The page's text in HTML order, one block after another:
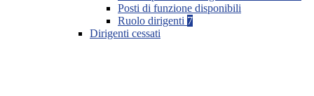
Posti di funzione disponibili
Ruolo dirigenti 7
Dirigenti cessati